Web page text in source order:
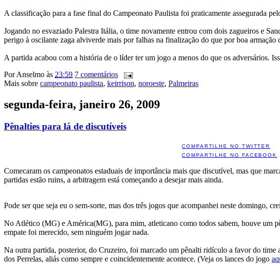
A classificação para a fase final do Campeonato Paulista foi praticamente assegurada
Jogando no esvaziado Palestra Itália, o time novamente entrou com dois zagueiros e
perigo à oscilante zaga alviverde mais por falhas na finalização do que por boa
A partida acabou com a história de o líder ter um jogo a menos do que os adversários.
PorAnselmo às 23:59 7 comentários
Mais sobre campeonato paulista, keirrison, noroeste, Palmeiras
segunda-feira, janeiro 26, 2009
Pênalties para lá de discutíveis
COMPARTILHE NO TWITTER
COMPARTILHE NO FACEBOOK
Comecaram os campeonatos estaduais de importância mais que discutível, mas que
partidas estão ruins, a arbitragem está começando a desejar mais ainda.
Pode ser que seja eu o sem-sorte, mas dos três jogos que acompanhei neste domingo,
No Atlético (MG) e América(MG), para mim, atleticano como todos sabem, houve um
empate foi merecido, sem ninguém jogar nada.
Na outra partida, posterior, do Cruzeiro, foi marcado um pênalti ridículo a favor do
dos Perrelas, aliás como sempre e coincidentemente acontece. (Veja os lances do jogo